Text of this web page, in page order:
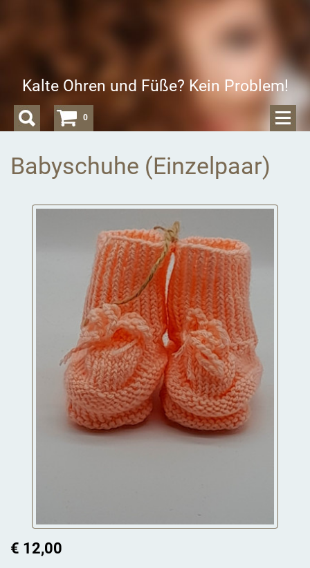
Kalte Ohren und Füße? Kein Problem!
Babyschuhe (Einzelpaar)
€ 12,00
0